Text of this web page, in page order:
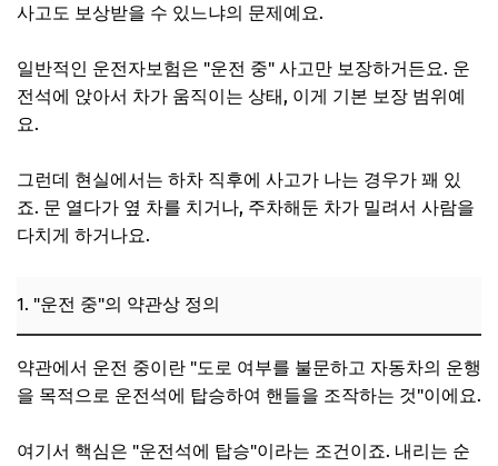
사고도 보상받을 수 있느냐의 문제예요.
일반적인 운전자보험은 "운전 중" 사고만 보장하거든요. 운
전석에 앉아서 차가 움직이는 상태, 이게 기본 보장 범위예
요.
그런데 현실에서는 하차 직후에 사고가 나는 경우가 꽤 있
죠. 문 열다가 옆 차를 치거나, 주차해둔 차가 밀려서 사람을
다치게 하거나요.
1. "운전 중"의 약관상 정의
약관에서 운전 중이란 "도로 여부를 불문하고 자동차의 운행
을 목적으로 운전석에 탑승하여 핸들을 조작하는 것"이에요.
여기서 핵심은 "운전석에 탑승"이라는 조건이죠. 내리는 순